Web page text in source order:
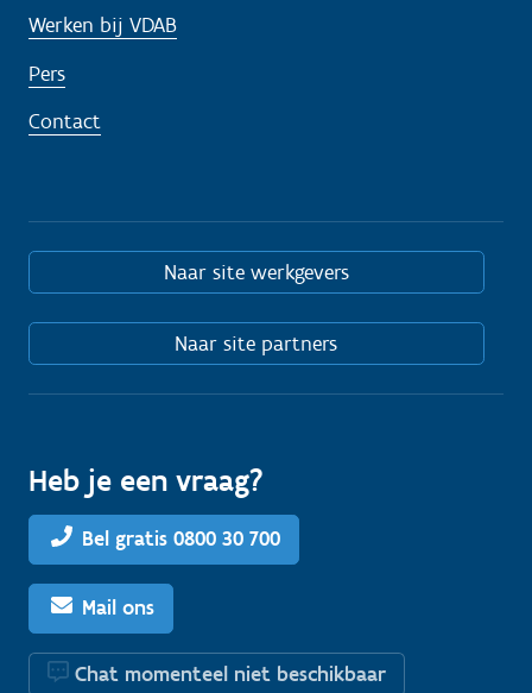
Werken bij VDAB
Pers
Contact
Naar site werkgevers
Naar site partners
Heb je een vraag?
Bel gratis 0800 30 700
Mail ons
Chat momenteel niet beschikbaar